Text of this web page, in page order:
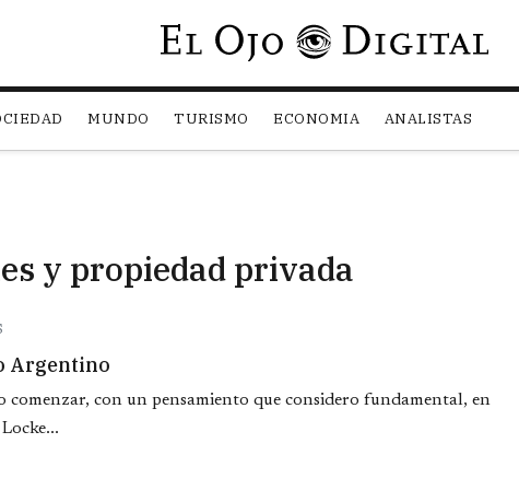
Pasar al contenido principal
MUNDO TURISMO ECONOMIA ANALISTAS
y propiedad privada
Argentino
comenzar, con un pensamiento que considero fundamental, en